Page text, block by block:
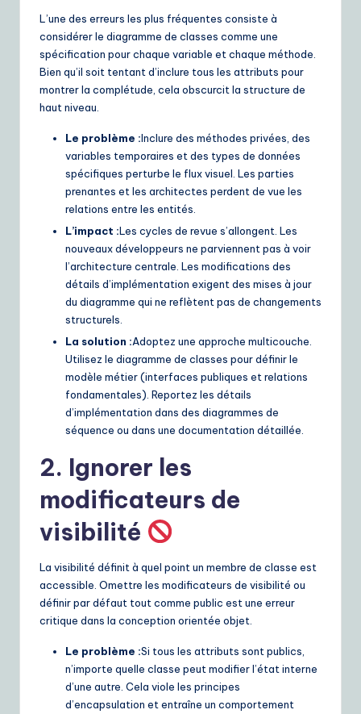
ti
o
L’une des erreurs les plus fréquentes consiste à
considérer le diagramme de classes comme une
spécification pour chaque variable et chaque méthode.
Bien qu’il soit tentant d’inclure tous les attributs pour
montrer la complétude, cela obscurcit la structure de
haut niveau.
Le problème :Inclure des méthodes privées, des
variables temporaires et des types de données
spécifiques perturbe le flux visuel. Les parties
prenantes et les architectes perdent de vue les
relations entre les entités.
L’impact :Les cycles de revue s’allongent. Les
nouveaux développeurs ne parviennent pas à voir
l’architecture centrale. Les modifications des
détails d’implémentation exigent des mises à jour
du diagramme qui ne reflètent pas de changements
structurels.
La solution :Adoptez une approche multicouche.
Utilisez le diagramme de classes pour définir le
modèle métier (interfaces publiques et relations
fondamentales). Reportez les détails
d’implémentation dans des diagrammes de
séquence ou dans une documentation détaillée.
2. Ignorer les
modificateurs de
visibilité
La visibilité définit à quel point un membre de classe est
accessible. Omettre les modificateurs de visibilité ou
définir par défaut tout comme public est une erreur
critique dans la conception orientée objet.
Le problème :Si tous les attributs sont publics,
n’importe quelle classe peut modifier l’état interne
d’une autre. Cela viole les principes
d’encapsulation et entraîne un comportement